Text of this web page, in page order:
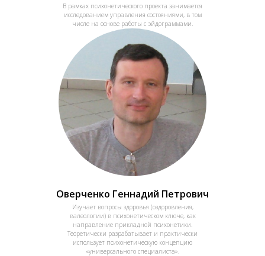
В рамках психонетического проекта занимается
исследованием управления состояниями, в том
числе на основе работы с эйдограммами.
Оверченко Геннадий Петрович
Изучает вопросы здоровья (оздоровления,
валеологии) в психонетическом ключе, как
направление прикладной психонетики.
Теоретически разрабатывает и практически
использует психонетическую концепцию
«универсального специалиста».